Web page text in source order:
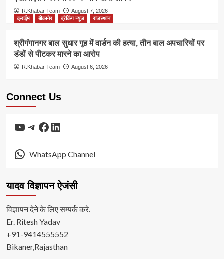
R.Khabar Team
August 7, 2026
क्राईम
बीकानेर ब्रेकिंग न्यूज राजस्थान
श्रीगंगानगर बाल सुधार गृह में वार्डन की हत्या, तीन बाल अपचारियों पर
डंडों से पीटकर मारने का आरोप
R.Khabar Team August 6, 2026
Connect Us
YouTube
Telegram
Facebook
LinkedIn
WhatsApp Channel
यादव विज्ञापन ऐजंसी
विज्ञापन देने के लिए सम्पर्क करे.
Er. Ritesh Yadav
+91-9414555552
Bikaner,Rajasthan